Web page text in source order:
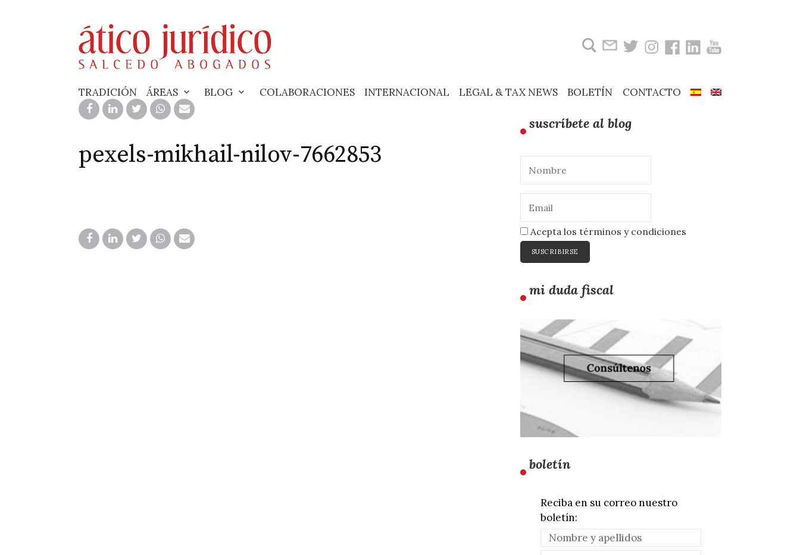
TRADICIÓN ÁREAS BLOG COLABORACIONES INTERNACIONAL LEGAL & TAX NEWS BOLETÍN CONTACTO
pexels-mikhail-nilov-7662853
suscríbete al blog
Acepta los términos y condiciones
mi duda fiscal
boletín
Reciba en su correo nuestro
boletín: